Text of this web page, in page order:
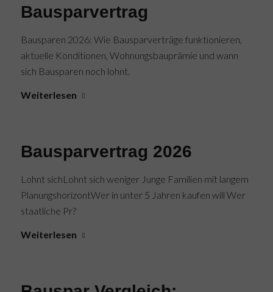
Bausparvertrag
Bausparen 2026: Wie Bausparverträge funktionieren,
aktuelle Konditionen, Wohnungsbauprämie und wann
sich Bausparen noch lohnt.
Weiterlesen
Bausparvertrag 2026
Lohnt sichLohnt sich weniger Junge Familien mit langem
PlanungshorizontWer in unter 5 Jahren kaufen will Wer
staatliche Pr?
Weiterlesen